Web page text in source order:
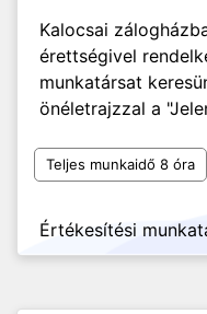
Kalocsai
érettségivel
munkatársat
önéletrajzzal a
Teljes munkaidő 8 óra
Értékesítési